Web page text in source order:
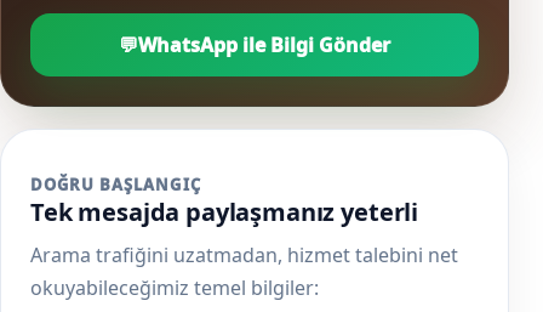
💬WhatsApp ile Bilgi Gönder
DOĞRU BAŞLANGIÇ
Tek mesajda paylaşmanız yeterli
Arama trafiğini uzatmadan, hizmet talebini net
okuyabileceğimiz temel bilgiler: